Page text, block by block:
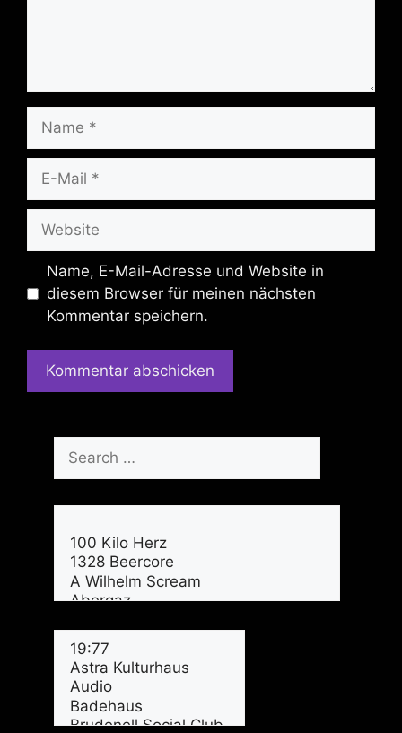
Mail
Name, E-Mail-Adresse und Website in
diesem Browser für meinen nächsten
Kommentar speichern.